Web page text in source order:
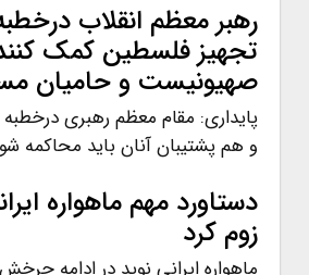
رهبر معظم انقلاب
تجهیز فلسطین کمک
صهیونیست و حامیان
پایداری: مقام معظم رهبری
و هم پشتیبان آنان باید محاکمه
دستاورد مهم ماهواره
زوم کرد
ماهواره ایرانی نوید در ادامه